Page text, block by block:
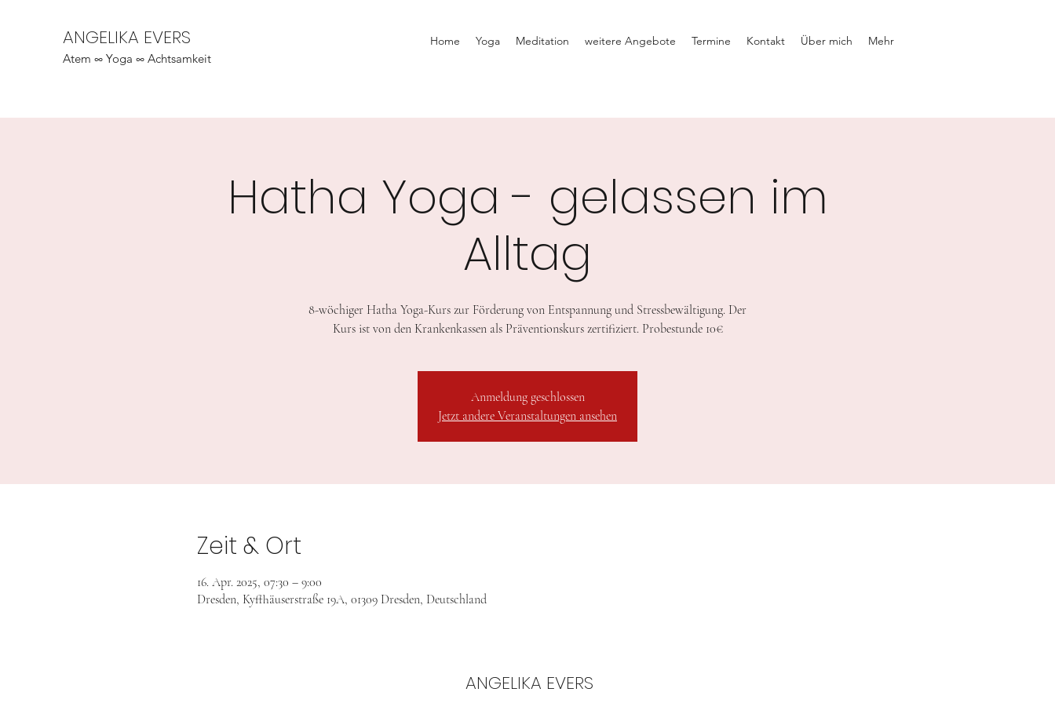
ANGELIKA EVERS
Atem ∞ Yoga ∞ Achtsamkeit
Home Yoga Meditation weitere Angebote Termine Kontakt Über mich Mehr
Hatha Yoga - gelassen im
Alltag
8-wöchiger Hatha Yoga-Kurs zur Förderung von Entspannung und Stressbewältigung. Der
Kurs ist von den Krankenkassen als Präventionskurs zertifiziert. Probestunde 10€
Anmeldung geschlossen
Jetzt andere Veranstaltungen ansehen
Zeit & Ort
16. Apr. 2025, 07:30 – 9:00
Dresden, Kyffhäuserstraße 19A, 01309 Dresden, Deutschland
ANGELIKA EVERS